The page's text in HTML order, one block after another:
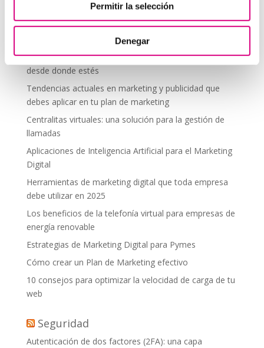
Permitir la selección
Denegar
Telefonía Virtual
Interfonos IP para aerogeneradores: comunicación
Telefonía virtual para el trabajo remoto: comunícate
desde donde estés
Tendencias actuales en marketing y publicidad que
debes aplicar en tu plan de marketing
Centralitas virtuales: una solución para la gestión de
llamadas
Aplicaciones de Inteligencia Artificial para el Marketing
Digital
Herramientas de marketing digital que toda empresa
debe utilizar en 2025
Los beneficios de la telefonía virtual para empresas de
energía renovable
Estrategias de Marketing Digital para Pymes
Cómo crear un Plan de Marketing efectivo
10 consejos para optimizar la velocidad de carga de tu
web
Seguridad
Autenticación de dos factores (2FA): una capa